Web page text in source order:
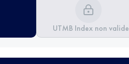
UTMB Index non valide